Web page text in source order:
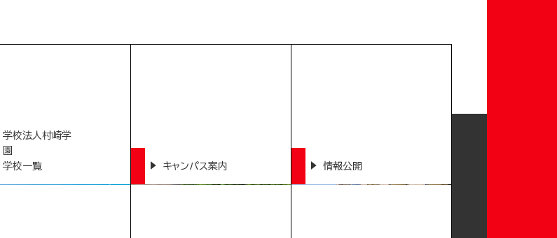
学校法人村崎学
園
学校一覧
キャンパス案内 情報公開